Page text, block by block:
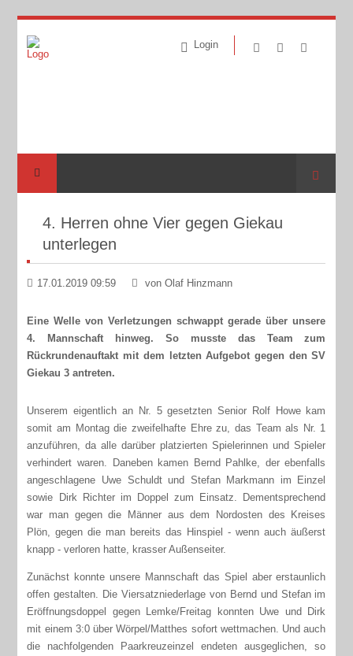
Login
Suche
4. Herren ohne Vier gegen Giekau
unterlegen
17.01.2019 09:59 von Olaf Hinzmann
Eine Welle von Verletzungen schwappt gerade über unsere
4. Mannschaft hinweg. So musste das Team zum
Rückrundenauftakt mit dem letzten Aufgebot gegen den SV
Giekau 3 antreten.
Unserem eigentlich an Nr. 5 gesetzten Senior Rolf Howe kam
somit am Montag die zweifelhafte Ehre zu, das Team als Nr. 1
anzuführen, da alle darüber platzierten Spielerinnen und Spieler
verhindert waren. Daneben kamen Bernd Pahlke, der ebenfalls
angeschlagene Uwe Schuldt und Stefan Markmann im Einzel
sowie Dirk Richter im Doppel zum Einsatz. Dementsprechend
war man gegen die Männer aus dem Nordosten des Kreises
Plön, gegen die man bereits das Hinspiel - wenn auch äußerst
knapp - verloren hatte, krasser Außenseiter.
Zunächst konnte unsere Mannschaft das Spiel aber erstaunlich
offen gestalten. Die Viersatzniederlage von Bernd und Stefan im
Eröffnungsdoppel gegen Lemke/Freitag konnten Uwe und Dirk
mit einem 3:0 über Wörpel/Matthes sofort wettmachen. Und auch
die nachfolgenden Paarkreuzeinzel endeten ausgeglichen, so